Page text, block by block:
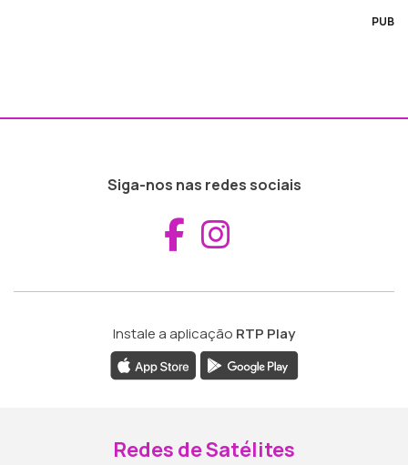
PUB
Siga-nos nas redes sociais
Aceder ao
Instale a aplicação RTP Play
Redes de Satélites